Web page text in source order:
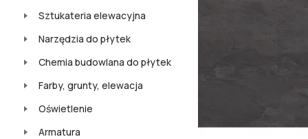
Sztukateria elewacyjna
Narzędzia do płytek
Chemia budowlana do płytek
Farby, grunty, elewacja
Oświetlenie
Armatura